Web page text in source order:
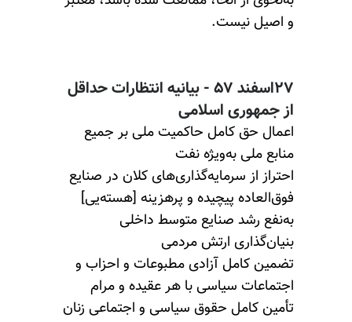
و اصیل نیست.
۲۷اسفند ۵۷ - بیانیه انتظارات حداقل
از جمهوری اسلامی
اعمال حق کامل حاکمیت ملی بر جمیع
منابع ملی به‌ویژه نفت
احتراز از سرمایه‌گذاری‌های کلان در صنایع
فوق‌العاده پیچیده و پرهزینه [هسته‌یی]
به‌نفع رشد صنایع متوسط داخلی
بنیان‌گذاری ارتش مردمی
تضمین کامل آزادی مطبوعات و احزاب و
اجتماعات سیاسی با هر عقیده و مرام
تأمین کامل حقوق سیاسی و اجتماعی زنان